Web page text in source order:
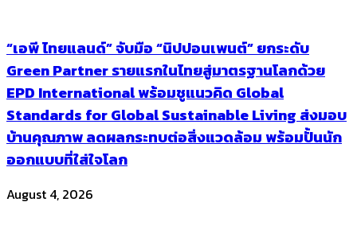
“เอพี ไทยแลนด์” จับมือ “นิปปอนเพนต์” ยกระดับ
Green Partner รายแรกในไทยสู่มาตรฐานโลกด้วย
EPD International พร้อมชูแนวคิด Global
Standards for Global Sustainable Living ส่งมอบ
บ้านคุณภาพ ลดผลกระทบต่อสิ่งแวดล้อม พร้อมปั้นนัก
ออกแบบที่ใส่ใจโลก
August 4, 2026